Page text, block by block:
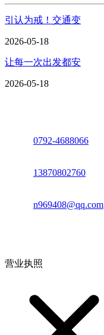
引认为戒！交通变
2026-05-18
让每一次出发都安
2026-05-18
0792-4688066
13870802760
n969408@qq.com
营业执照